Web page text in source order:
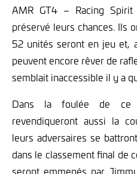
AMR GT4 – Racing
préservé leurs chances. Ils
52 unités seront en jeu et,
peuvent encore rêver de
semblait inaccessible il y a
Dans la foulée de ce
revendiqueront aussi la
leurs adversaires se
dans le classement final de
seront emmenés par